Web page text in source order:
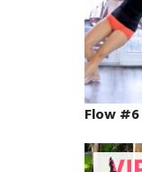
Flow #6